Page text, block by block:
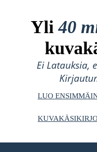
Yli40
Ei Latauksia,
LUO